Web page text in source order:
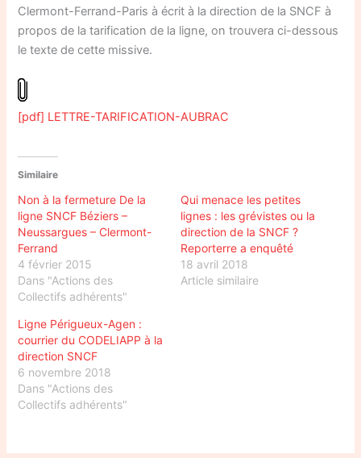
Clermont-­Ferrand-­Paris à écrit à la direction de la SNCF à
propos de la tarification de la ligne, on trouvera ci-dessous
le texte de cette missive.
[pdf] LETTRE-TARIFICATION-AUBRAC
Similaire
Non à la fermeture De la
ligne SNCF Béziers –
Neussargues – Clermont-
Ferrand
4 février 2015
Dans "Actions des
Collectifs adhérents"
Qui menace les petites
lignes : les grévistes ou la
direction de la SNCF ?
Reporterre a enquêté
18 avril 2018
Article similaire
Ligne Périgueux-Agen :
courrier du CODELIAPP à la
direction SNCF
6 novembre 2018
Dans "Actions des
Collectifs adhérents"